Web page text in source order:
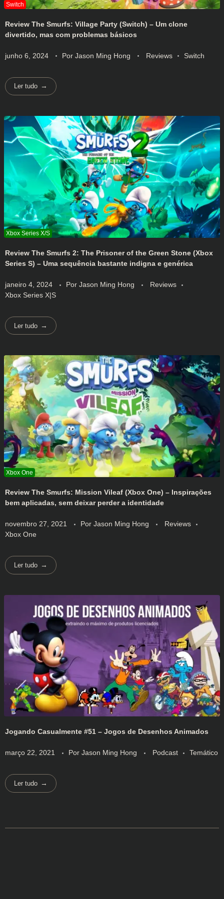
Review The Smurfs: Village Party (Switch) – Um clone
divertido, mas com problemas básicos
junho 6, 2024 Por Jason Ming Hong Reviews Switch
Ler tudo
Review The Smurfs 2: The Prisoner of the Green Stone (Xbox
Series S) – Uma sequência bastante indigna e genérica
janeiro 4, 2024 Por Jason Ming Hong
Reviews
Xbox Series X|S
Ler tudo
Review The Smurfs: Mission Vileaf (Xbox One) – Inspirações
bem aplicadas, sem deixar perder a identidade
novembro 27, 2021 Por Jason Ming Hong
Reviews
Xbox One
Ler tudo
Jogando Casualmente #51 – Jogos de Desenhos Animados
março 22, 2021 Por Jason Ming Hong Podcast Temático
Ler tudo